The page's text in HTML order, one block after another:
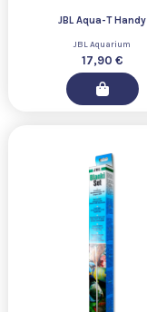
JBL Aqua-T Handy
JBL Aquarium
17,90 €